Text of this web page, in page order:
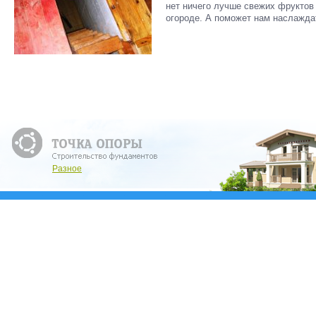
нет ничего лучше свежих
огороде. А поможет нам
Разное